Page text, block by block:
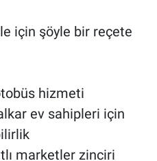
için şöyle bir reçete
hizmeti
ev sahipleri için
marketler zinciri